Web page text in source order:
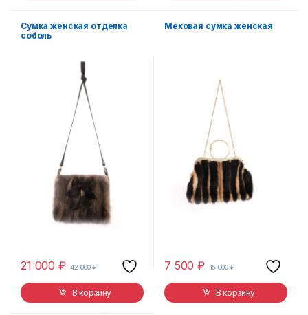
Сумка женская отделка
соболь
21 000₽ 42 000₽
В корзину
Меховая сумка женская
7 500₽ 15 000₽
В корзину